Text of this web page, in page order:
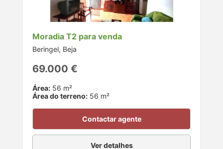
Moradia T2 para venda
Beringel, Beja
69.000 €
Área: 56 m²
Área do terreno: 56 m²
Contactar agente
Ver detalhes